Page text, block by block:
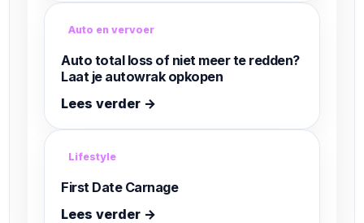
Auto en vervoer
Auto total loss of niet meer te redden?
Laat je autowrak opkopen
Lees verder →
Lifestyle
First Date Carnage
Lees verder →